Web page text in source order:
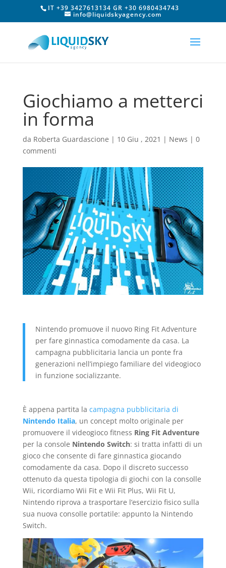
IT +39 3427613134 GR +30 6980434743
info@liquidskyagency.com
Giochiamo a metterci
in forma
da Roberta Guardascione | 10 Giu , 2021 | News | 0
commenti
Nintendo promuove il nuovo Ring Fit Adventure
per fare ginnastica comodamente da casa. La
campagna pubblicitaria lancia un ponte fra
generazioni nell’impiego familiare del videogioco
in funzione socializzante.
È appena partita la campagna pubblicitaria di
Nintendo Italia, un concept molto originale per
promuovere il videogioco fitness Ring Fit Adventure
per la console Nintendo Switch: si tratta infatti di un
gioco che consente di fare ginnastica giocando
comodamente da casa. Dopo il discreto successo
ottenuto da questa tipologia di giochi con la consolle
Wii, ricordiamo Wii Fit e Wii Fit Plus, Wii Fit U,
Nintendo riprova a trasportare l’esercizio fisico sulla
sua nuova consolle portatile: appunto la Nintendo
Switch.